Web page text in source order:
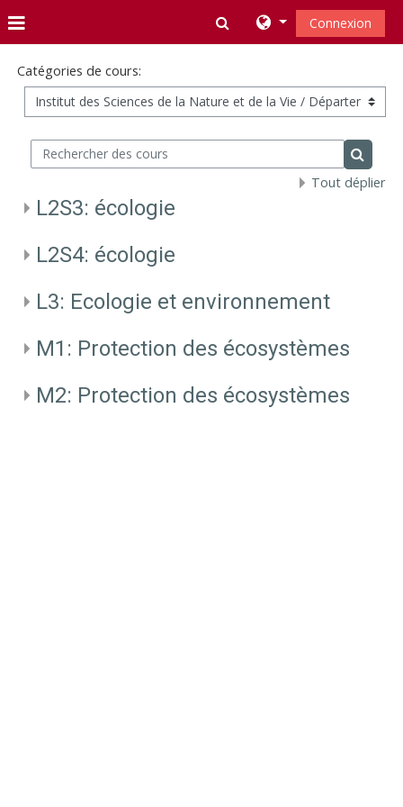
Panneau latéral
Activer/désactiver la
Connexion
Catégories de cours:
Rechercher des cours
Tout déplier
L2S3: écologie
L2S4: écologie
L3: Ecologie et environnement
M1: Protection des écosystèmes
M2: Protection des écosystèmes